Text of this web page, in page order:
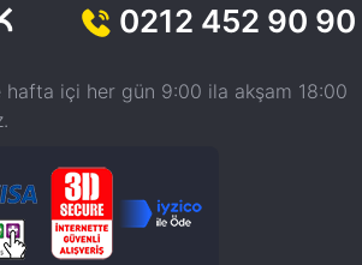
0212 452 90 90
hafta içi her gün 9:00 ila akşam 18:00